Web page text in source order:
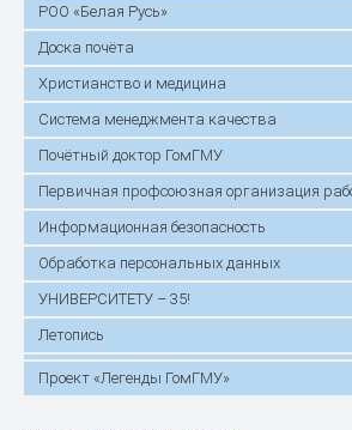
РОО «Белая Русь»
Доска почёта
Христианство и медицина
Система менеджмента качества
Почётный доктор ГомГМУ
Первичная профсоюзная организация
Информационная безопасность
Обработка персональных данных
УНИВЕРСИТЕТУ – 35!
Летопись
Проект «Легенды ГомГМУ»